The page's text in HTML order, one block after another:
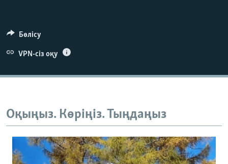
Бөлісу
VPN-сіз оқу
Оқыңыз. Көріңіз. Тыңдаңыз